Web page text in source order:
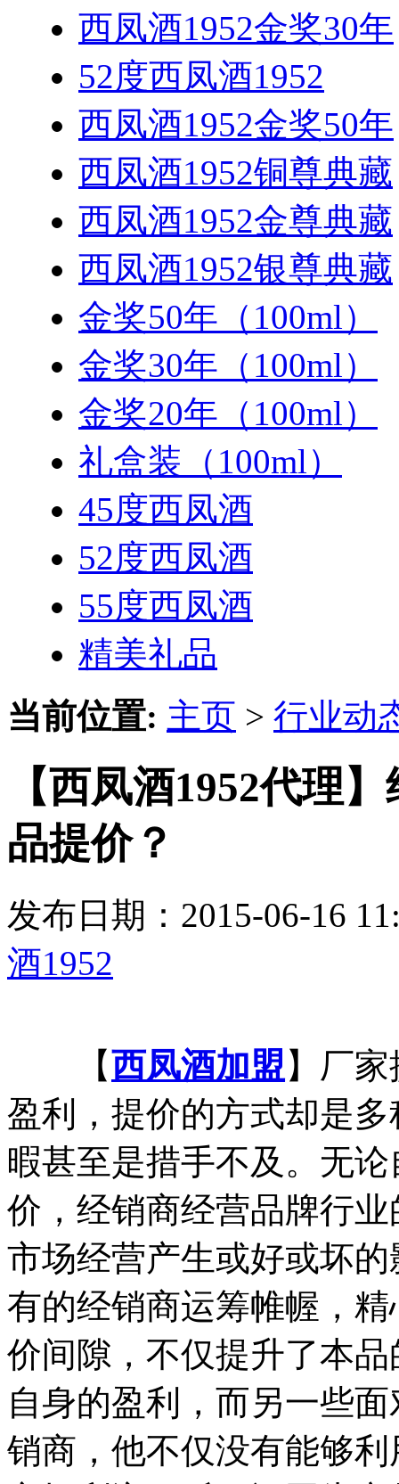
西凤酒1952金奖30年
52度西凤酒1952
西凤酒1952金奖50年
西凤酒1952铜尊典藏
西凤酒1952金尊典藏
西凤酒1952银尊典藏
金奖50年（100ml）
金奖30年（100ml）
金奖20年（100ml）
礼盒装（100ml）
45度西凤酒
52度西凤酒
55度西凤酒
精美礼品
当前位置: 主页 > 行业动
【西凤酒1952代理
品提价？
发布日期：2015-06-16
酒1952
【西凤酒加盟 】厂
盈利，提价的方式却是
暇甚至是措手不及。无
价，经销商经营品牌行
市场经营产生或好或坏
有的经销商运筹帷幄，
价间隙，不仅提升了本
自身的盈利，而另一些
销商，他不仅没有能够